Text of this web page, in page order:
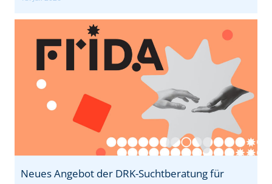
l
u
n
Neues Angebot der DRK-Suchtberatung für